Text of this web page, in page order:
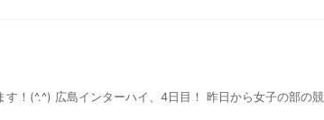
！(^.^) 広島インターハイ、4日目！ 昨日から女子の部の競